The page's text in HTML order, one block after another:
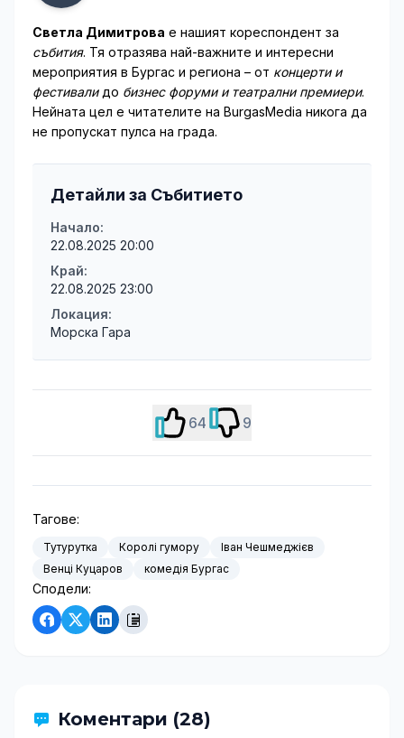
Светла Димитрова е нашият кореспондент за
събития. Тя отразява най-важните и интересни
мероприятия в Бургас и региона – от концерти и
фестивалидо бизнес форуми и театрални премиери.
Нейната цел е читателите на BurgasMedia никога да
не пропускат пулса на града.
Детайли за Събитието
Начало:
22.08.2025 20:00
Край:
22.08.2025 23:00
Локация:
Морска Гара
64 9
Тагове:
Тутурутка Королі гумору
Іван Чешмеджієв
Венці Куцаров
комедія Бургас
Сподели:
Коментари (28)